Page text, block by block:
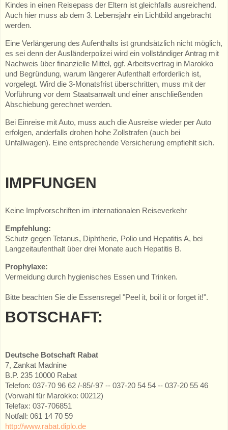
Kindes in einen Reisepass der Eltern ist gleichfalls ausreichend.
Auch hier muss ab dem 3. Lebensjahr ein Lichtbild angebracht
werden.
Eine Verlängerung des Aufenthalts ist grundsätzlich nicht möglich,
es sei denn der Ausländerpolizei wird ein vollständiger Antrag mit
Nachweis über finanzielle Mittel, ggf. Arbeitsvertrag in Marokko
und Begründung, warum längerer Aufenthalt erforderlich ist,
vorgelegt. Wird die 3-Monatsfrist überschritten, muss mit der
Vorführung vor dem Staatsanwalt und einer anschließenden
Abschiebung gerechnet werden.
Bei Einreise mit Auto, muss auch die Ausreise wieder per Auto
erfolgen, anderfalls drohen hohe Zollstrafen (auch bei
Unfallwagen). Eine entsprechende Versicherung empfiehlt sich.
IMPFUNGEN
Keine Impfvorschriften im internationalen Reiseverkehr
Empfehlung:
Schutz gegen Tetanus, Diphtherie, Polio und Hepatitis A, bei
Langzeitaufenthalt über drei Monate auch Hepatitis B.
Prophylaxe:
Vermeidung durch hygienisches Essen und Trinken.
Bitte beachten Sie die Essensregel "Peel it, boil it or forget it!".
BOTSCHAFT:
Deutsche Botschaft Rabat
7, Zankat Madnine
B.P. 235 10000 Rabat
Telefon: 037-70 96 62 /-85/-97 -- 037-20 54 54 -- 037-20 55 46
(Vorwahl für Marokko: 00212)
Telefax: 037-706851
Notfall: 061 14 70 59
http://www.rabat.diplo.de